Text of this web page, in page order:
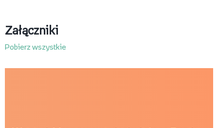
Załączniki
Pobierz wszystkie